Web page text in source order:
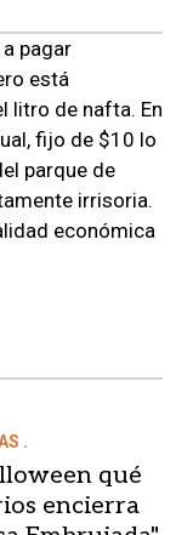
pagar
está
litro de nafta. En
fijo de $10 lo
parque de
irrisoria.
económica
.
qué
encierra